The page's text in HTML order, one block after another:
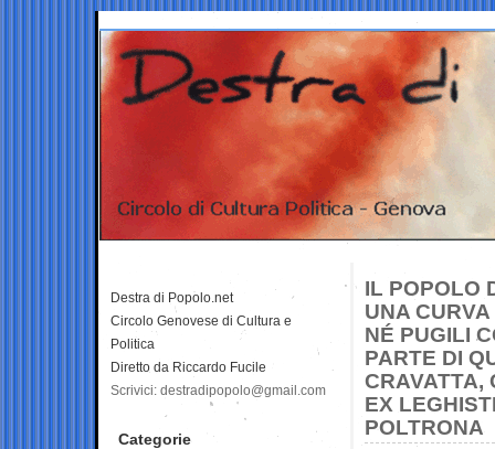
IL POPOLO
UNA
NÉ PUGILI
PARTE DI
CRAVATTA,
EX
POLTRONA
Destra di Popolo.net
Circolo Genovese di Cultura e
Politica
Diretto da Riccardo Fucile
Scrivici: destradipopolo@gmail.com
Categorie